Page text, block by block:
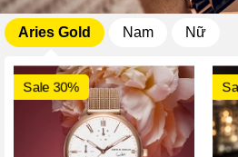
Aries Gold Nam Nữ
Sale 30%